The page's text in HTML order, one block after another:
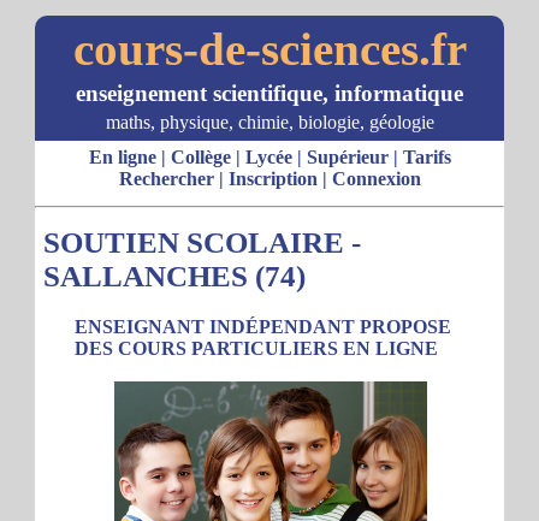
cours-de-sciences.fr
enseignement scientifique, informatique
maths, physique, chimie, biologie, géologie
En ligne| Collège| Lycée| Supérieur| Tarifs
Rechercher| Inscription | Connexion
SOUTIEN SCOLAIRE -
SALLANCHES (74)
ENSEIGNANT INDÉPENDANT PROPOSE
DES COURS PARTICULIERS EN LIGNE